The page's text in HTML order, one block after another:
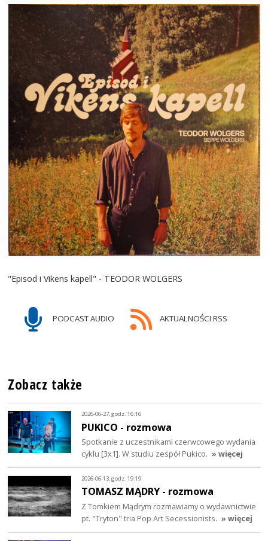
"Episod i Vikens kapell" - TEODOR WOLGERS
PODCAST AUDIO AKTUALNOŚCI RSS
Zobacz także
2026-06-27, godz. 16:16
PUKICO - rozmowa
Spotkanie z uczestnikami czerwcowego wydania
cyklu [3x1]. W studiu zespół Pukico. » więcej
2026-06-13, godz. 19:19
TOMASZ MĄDRY - rozmowa
Z Tomkiem Mądrym rozmawiamy o wydawnictwie
pt. "Tryton" tria Pop Art Secessionists. » więcej